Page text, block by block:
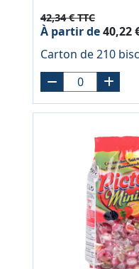
42,34 € TTC
À partir de40,22
Carton de 210